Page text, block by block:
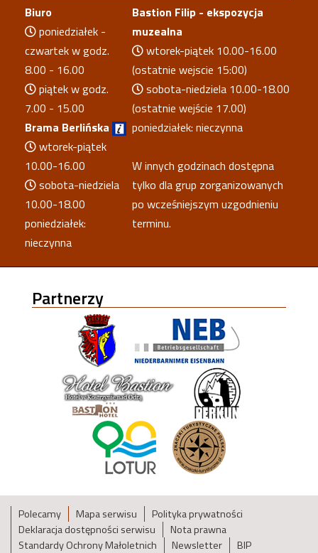
Biuro
poniedziałek -
czwartek w godz.
8.00 - 16.00
piątek w godz.
7.00 - 15.00
Brama Berlińska
wtorek-piątek
10.00-16.00
sobota-niedziela
10.00-18.00
poniedziałek:
nieczynna
Bastion Filip - ekspozycja
muzealna
wtorek-piątek 10.00-16.00
(ostatnie wejscie 15:00)
sobota-niedziela 10.00-18.00
(ostatnie wejście 17.00)
poniedziałek: nieczynna
W innych godzinach dostępna
tylko dla grup zorganizowanych
po wcześniejszym uzgodnieniu
terminu.
Partnerzy
Polecamy Mapa serwisu
Polityka prywatności
Deklaracja dostępności serwisu
Nota prawna
Standardy Ochrony Małoletnich
Newsletter
BIP